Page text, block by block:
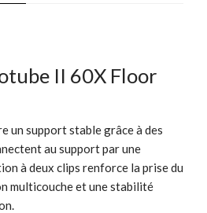
II 60X Floor
un support stable grâce à des
au support par une
à deux clips renforce la prise du
multicouche et une stabilité